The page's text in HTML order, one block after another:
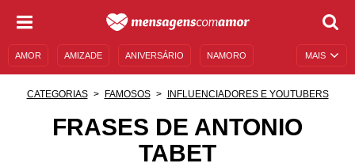
MAIS
AMOR AMIZADE ANIVERSÁRIO NAMORO
MENSAGENS DE ANIVERSÁRIO
CATEGORIAS FAMOSOS INFLUENCIADORES E YOUTUBERS
FRASES DE ANTONIO
TABET